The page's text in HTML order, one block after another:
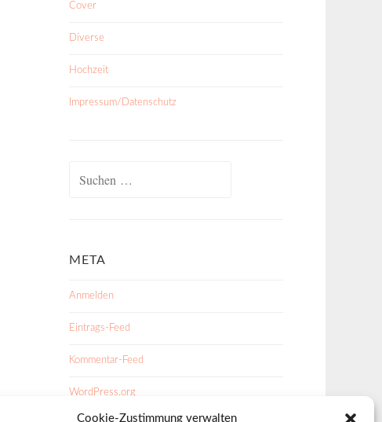
Cookie-Zustimmung verwalten
Cover
Diverse
Hochzeit
Impressum/Datenschutz
META
Anmelden
Eintrags-Feed
Kommentar-Feed
WordPress.org